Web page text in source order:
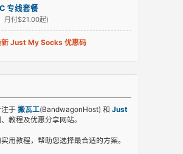
专线套餐
月付$21.00起)
新 Just My Socks 优惠码
于 搬瓦工(BandwagonHost) 和 Just
教程及优惠分享网站。
用教程，帮助您选择最合适的方案。